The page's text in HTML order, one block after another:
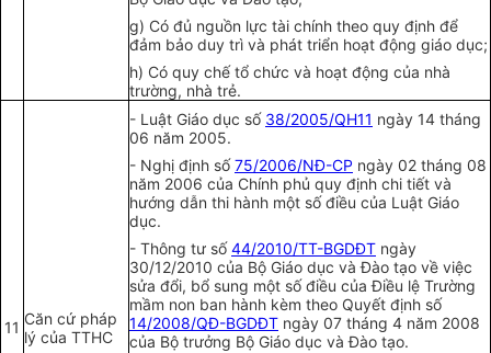
g) Có đủ nguồn lực tài chính theo quy định để
đảm bảo duy trì và phát triển hoạt động giáo dục;
h) Có quy chế tổ chức và hoạt động của nhà
trường, nhà trẻ.
11 Căn cứ pháp
lý của TTHC
- Luật Giáo dục số 38/2005/QH11 ngày 14 tháng
06 năm 2005.
- Nghị định số75/2006/NĐ-CP ngày 02 tháng 08
năm 2006 của Chính phủ quy định chi tiết và
hướng dẫn thi hành một số điều của Luật Giáo
dục.
- Thông tư số44/2010/TT-BGDĐT ngày
30/12/2010 của Bộ Giáo dục và Đào tạo về việc
sửa đổi, bổ sung một số điều của Điều lệ Trường
mầm non ban hành kèm theo Quyết định số
14/2008/QĐ-BGDĐT ngày 07 tháng 4 năm 2008
của Bộ trưởng Bộ Giáo dục và Đào tạo.